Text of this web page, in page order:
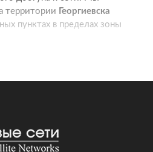
территории Георгиевска
пунктах в пределах зоны
для работы, связи